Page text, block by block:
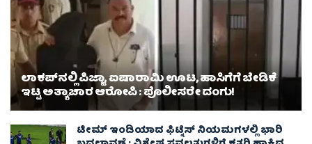
ಲಾಕಪ್‌ನಲ್ಲಿ ಪಿಜ್ಜಾ, ಐಷಾರಾಮಿ ಊಟ, ಹಾಸಿಗೆಗೆ ಬೇಡಿಕೆ
ಇಟ್ಟ ಅತ್ಯಾಚಾರ ಆರೋಪಿ : ಪೊಲೀಸರೇ ದಂಗು!
ಟೀಮ್ ಇಂಡಿಯಾದ ಫಿಟ್ನೆಸ್ ನಿಯಮಗಳಲ್ಲಿ ಭಾರಿ